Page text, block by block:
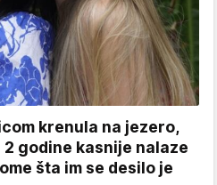
krenula na jezero,
godine kasnije nalaze
šta im se desilo je